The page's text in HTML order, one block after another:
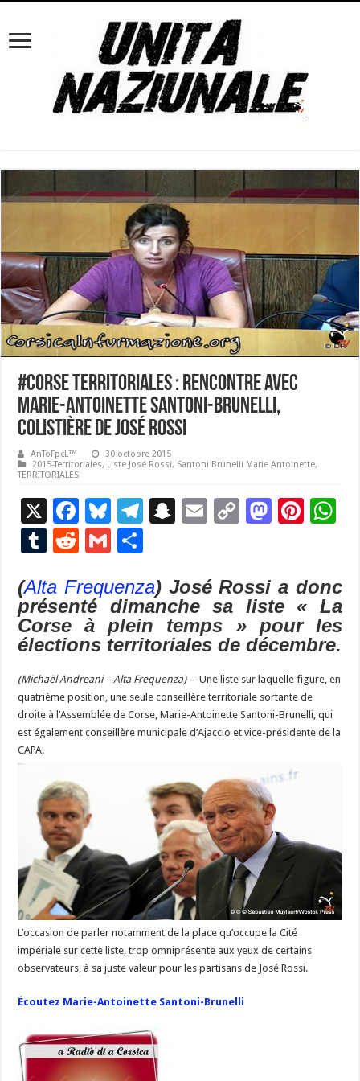
#Corse Territoriales : rencontre avec
Marie-Antoinette Santoni-Brunelli,
colistière de José Rossi
AnToFpcL™
30 octobre 2015
2015-Territoriales, Liste José Rossi, Santoni Brunelli Marie Antoinette,
TERRITORIALES
X
F
ac
e
b
o
o
Bl
u
es
ky
T
gr
a
m
S
p
c
h
E
l
C
y
Li
n
M
d
o
n
Pi
es
t
p
p
T
m
bl
r
R
d
di
t
G
ai
l
ta
g
er
(Alta Frequenza) José Rossi a donc
présenté dimanche sa liste « La
Corse à plein temps » pour les
élections territoriales de décembre.
(Michaël Andreani – Alta Frequenza) – Une liste sur laquelle figure, en
quatrième position, une seule conseillère territoriale sortante de
droite à l’Assemblée de Corse, Marie-Antoinette Santoni-Brunelli, qui
est également conseillère municipale d’Ajaccio et vice-présidente de la
CAPA.
L’occasion de parler notamment de la place qu’occupe la Cité
impériale sur cette liste, trop omniprésente aux yeux de certains
observateurs, à sa juste valeur pour les partisans de José Rossi.
Écoutez Marie-Antoinette Santoni-Brunelli